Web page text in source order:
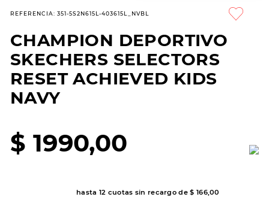
REFERENCIA: 351-5S2N615L-403615L_NVBL
CHAMPION DEPORTIVO
SKECHERS SELECTORS
RESET ACHIEVED KIDS
NAVY
$ 1990,00
hasta 12 cuotas sin recargo de$ 166,00
1.
3
skechers slip-ins
4.
championes
botas dama